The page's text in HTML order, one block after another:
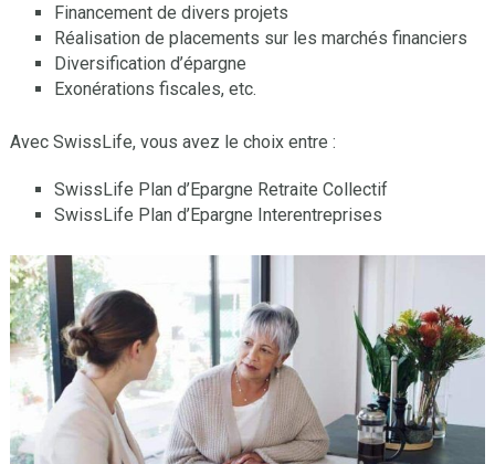
Financement de divers projets
Réalisation de placements sur les marchés financiers
Diversification d’épargne
Exonérations fiscales, etc.
Avec SwissLife, vous avez le choix entre :
SwissLife Plan d’Epargne Retraite Collectif
SwissLife Plan d’Epargne Interentreprises